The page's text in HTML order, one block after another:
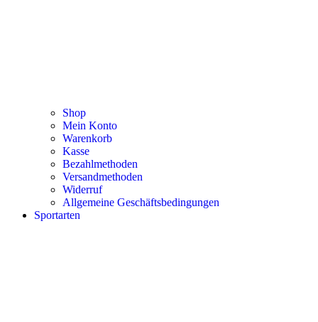
Shop
Mein Konto
Warenkorb
Kasse
Bezahlmethoden
Versandmethoden
Widerruf
Allgemeine Geschäftsbedingungen
Sportarten